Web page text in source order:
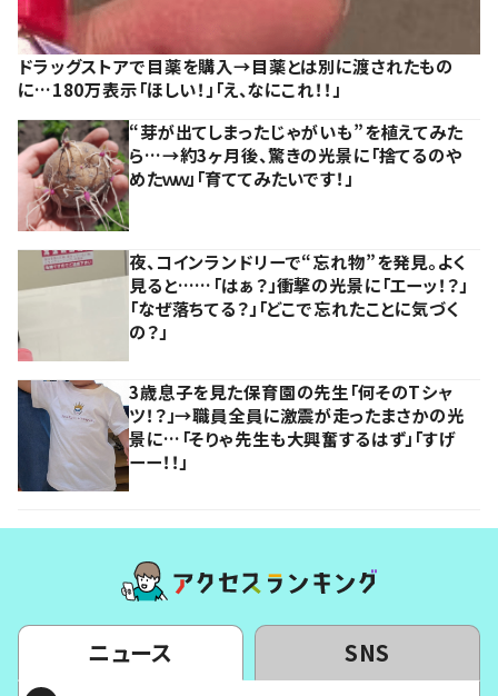
ドラッグストアで目薬を購入→目薬とは別に渡されたもの
に…180万表示「ほしい！」「え、なにこれ！！」
“芽が出てしまったじゃがいも”を植えてみた
ら…→約3ヶ月後、驚きの光景に「捨てるのや
めたｗｗ」「育ててみたいです！」
夜、コインランドリーで“忘れ物”を発見。よく
見ると……「はぁ？」衝撃の光景に「エーッ！？」
「なぜ落ちてる？」「どこで忘れたことに気づく
の？」
3歳息子を見た保育園の先生「何そのTシャ
ツ！？」→職員全員に激震が走ったまさかの光
景に…「そりゃ先生も大興奮するはず」「すげ
ーー！！」
ニュース SNS